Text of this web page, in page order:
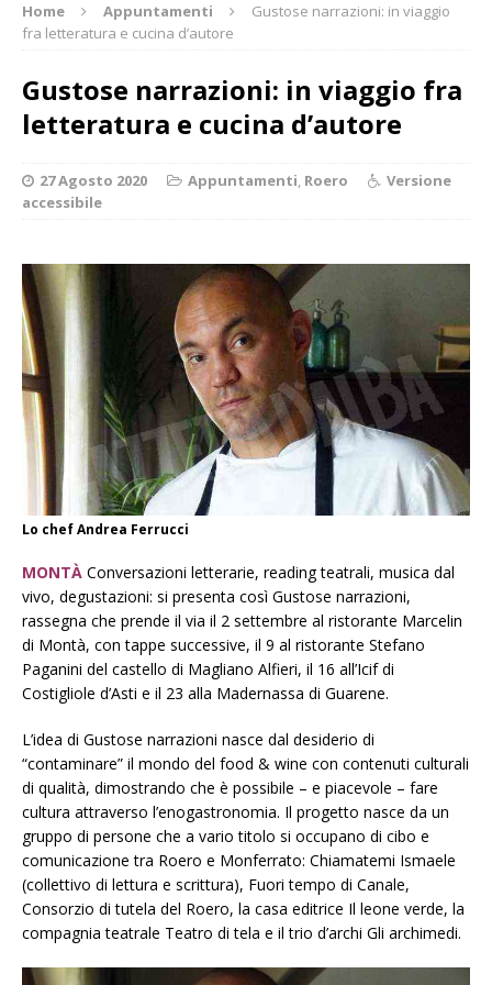
Home Appuntamenti
Gustose narrazioni: in viaggio
fra letteratura e cucina d’autore
Gustose narrazioni: in viaggio fra
letteratura e cucina d’autore
27 Agosto 2020 Appuntamenti, Roero
Versione
accessibile
Lo chef Andrea Ferrucci
MONTÀ Conversazioni letterarie, reading teatrali, musica dal
vivo, degustazioni: si presenta così Gustose narrazioni,
rassegna che prende il via il 2 settembre al ristorante Marcelin
di Montà, con tappe successive, il 9 al ristorante Stefano
Paganini del castello di Magliano Alfieri, il 16 all’Icif di
Costigliole d’Asti e il 23 alla Madernassa di Guarene.
L’idea di Gustose narrazioni nasce dal desiderio di
“contaminare” il mondo del food & wine con contenuti culturali
di qualità, dimostrando che è possibile – e piacevole – fare
cultura attraverso l’enogastronomia. Il progetto nasce da un
gruppo di persone che a vario titolo si occupano di cibo e
comunicazione tra Roero e Monferrato: Chiamatemi Ismaele
(collettivo di lettura e scrittura), Fuori tempo di Canale,
Consorzio di tutela del Roero, la casa editrice Il leone verde, la
compagnia teatrale Teatro di tela e il trio d’archi Gli archimedi.